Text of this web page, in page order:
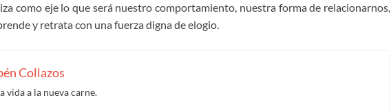
como eje lo que será nuestro comportamiento, nuestra forma de relacionarnos,
y retrata con una fuerza digna de elogio.
Collazos
vida a la nueva carne.